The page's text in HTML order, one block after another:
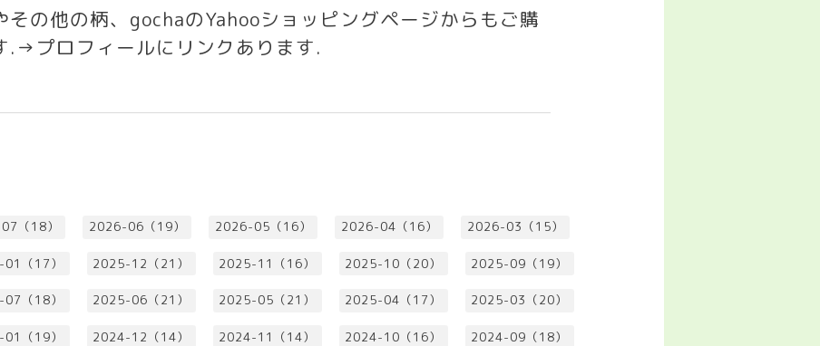
の他の柄、 gochaのYahooショッピングページからもご購
.→ プロフィールにリンクあります.
（18） 2026-06（19） 2026-05（16） 2026-04（16） 2026-03（15）
（17） 2025-12（21） 2025-11（16） 2025-10（20） 2025-09（19）
（18） 2025-06（21） 2025-05（21） 2025-04（17） 2025-03（20）
（19） 2024-12（14） 2024-11（14） 2024-10（16） 2024-09（18）